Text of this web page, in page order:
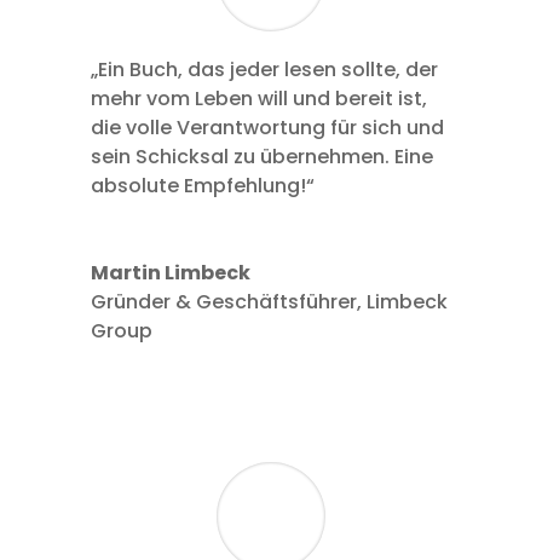
„Ein Buch, das jeder lesen sollte, der
mehr vom Leben will und bereit ist,
die volle Verantwortung für sich und
sein Schicksal zu übernehmen. Eine
absolute Empfehlung!“
Martin Limbeck
Gründer & Geschäftsführer, Limbeck
Group